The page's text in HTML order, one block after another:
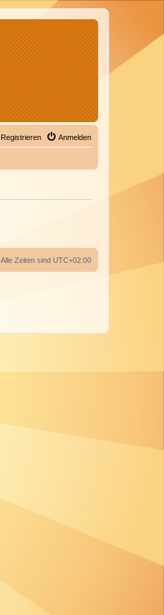
Anmelden
Registrieren
Alle Zeiten sind UTC+02:00